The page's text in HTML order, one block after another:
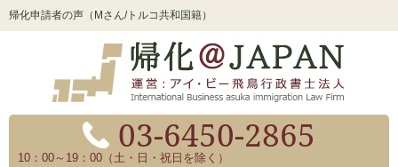
帰化申請者の声（Mさん/トルコ共和国籍）
03-6450-2865
10：00～19：00（土・日・祝日を除く）